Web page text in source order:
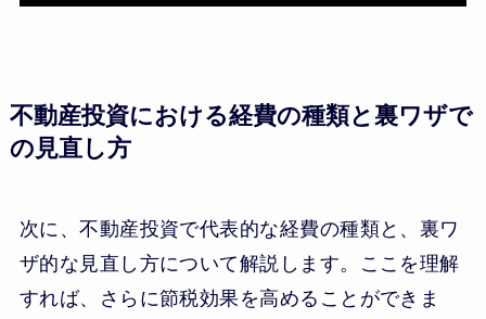
不動産投資における経費の種類と裏ワザで
の見直し方
次に、不動産投資で代表的な経費の種類と、裏ワ
ザ的な見直し方について解説します。ここを理解
すれば、さらに節税効果を高めることができま